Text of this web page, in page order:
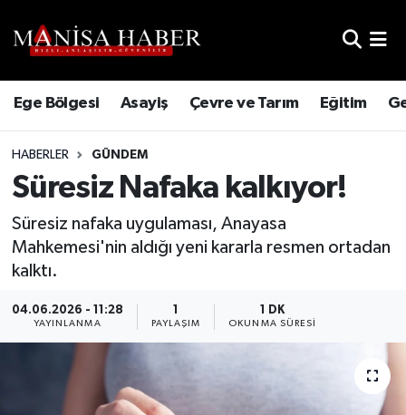
Ege Bölgesi Asayiş Çevre ve Tarım Eğitim
HABERLER GÜNDEM
Süresiz Nafaka kalkıyor!
Süresiz nafaka uygulaması, Anayasa
Mahkemesi'nin aldığı yeni kararla resmen ortadan
kalktı.
04.06.2026 - 11:28
YAYINLANMA
1
PAYLAŞIM
1 DK
OKUNMA SÜRESI
Trafik Durumu
Süper Lig Puan Durumu ve Fikstür
Son Dakika Haberleri